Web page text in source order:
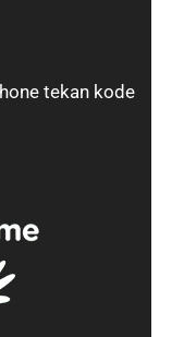
tekan kode